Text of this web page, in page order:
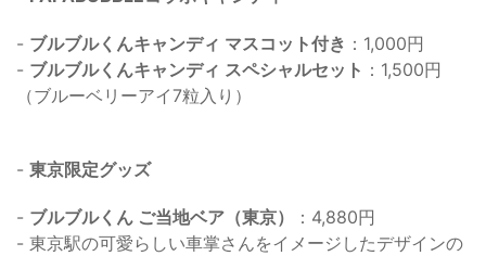
- ブルブルくんキャンディ マスコット付き ：1,000円
- ブルブルくんキャンディ スペシャルセット ：1,500円
（ブルーベリーアイ7粒入り）
- 東京限定グッズ
- ブルブルくん ご当地ベア（東京）
：4,880円
- 東京駅の可愛らしい車掌さんをイメージしたデザインの